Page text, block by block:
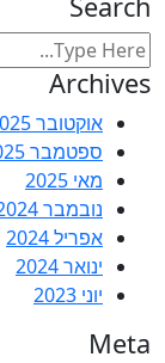
Archives
אוקטובר 2025
ספטמבר 2025
מאי 2025
נובמבר 2024
אפריל 2024
ינואר 2024
יוני 2023
Meta